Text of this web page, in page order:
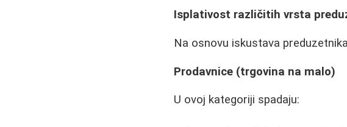
Isplativost različitih vrsta
Na osnovu iskustava
Prodavnice (trgovina na malo)
U ovoj kategoriji spadaju: